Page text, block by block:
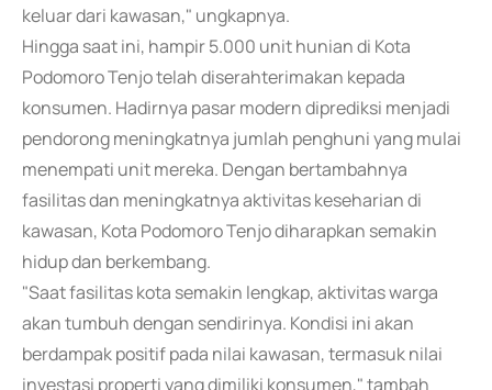
keluar dari kawasan," ungkapnya.
Hingga saat ini, hampir 5.000 unit hunian di Kota
Podomoro Tenjo telah diserahterimakan kepada
konsumen. Hadirnya pasar modern diprediksi menjadi
pendorong meningkatnya jumlah penghuni yang mulai
menempati unit mereka. Dengan bertambahnya
fasilitas dan meningkatnya aktivitas keseharian di
kawasan, Kota Podomoro Tenjo diharapkan semakin
hidup dan berkembang.
"Saat fasilitas kota semakin lengkap, aktivitas warga
akan tumbuh dengan sendirinya. Kondisi ini akan
berdampak positif pada nilai kawasan, termasuk nilai
investasi properti yang dimiliki konsumen," tambah